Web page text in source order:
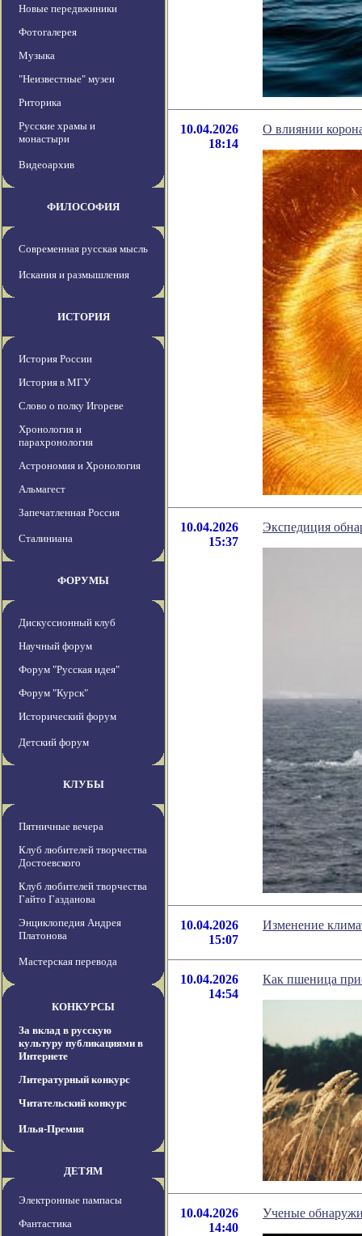
Новые передвжиники
Фотогалерея
Музыка
"Неизвестные" музеи
Риторика
Русские храмы и
монастыри
Видеоархив
ФИЛОСОФИЯ
Современная русская мысль
Искания и размышления
ИСТОРИЯ
История России
История в МГУ
Слово о полку Игореве
Хронология и
парахронология
Астрономия и Хронология
Альмагест
Запечатленная Россия
Сталиниана
ФОРУМЫ
Дискуссионный клуб
Научный форум
Форум "Русская идея"
Форум "Курск"
Исторический форум
Детский форум
КЛУБЫ
Пятничные вечера
Клуб любителей творчества
Достоевского
Клуб любителей творчества
Гайто Газданова
Энциклопедия Андрея
Платонова
Мастерская перевода
КОНКУРСЫ
За вклад в русскую
культуру публикациями в
Интернете
Литературный конкурс
Читательский конкурс
Илья-Премия
ДЕТЯМ
Электронные пампасы
Фантастика
10.04.2026
18:14
О влиянии
10.04.2026
15:37
Экспедиция
10.04.2026
15:07
Изменение
10.04.2026
14:54
Как пшеница
10.04.2026
14:40
Ученые